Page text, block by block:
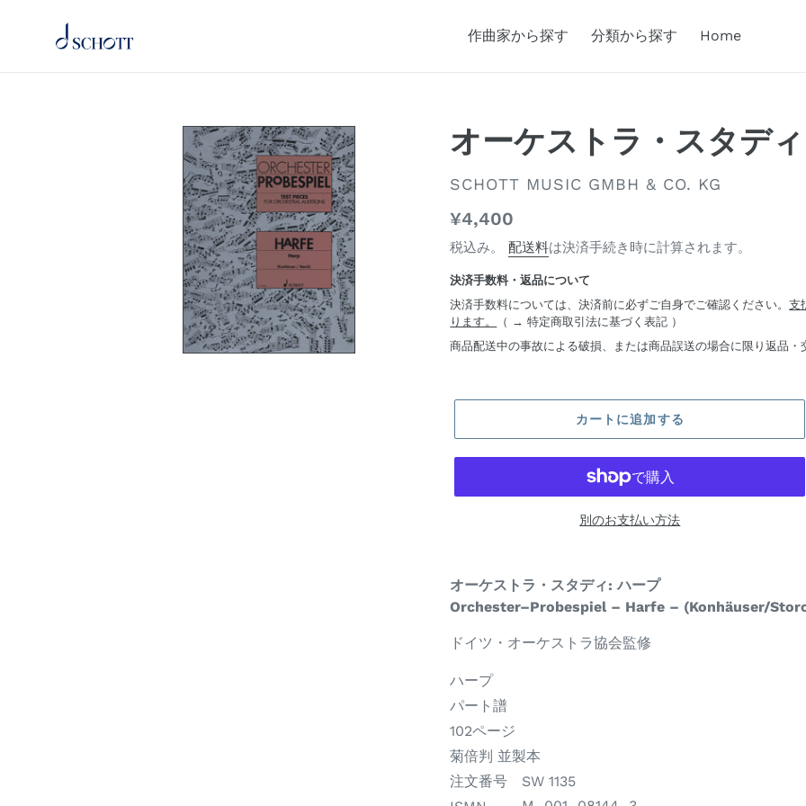
作曲家から探す 分類から探す Home
オーケストラ・スタデ
ベ
ー
SCHOTT MUSIC GMBH & CO. KG
通
常
価
格
¥4,400
税込み。 配送料は決済手続き時に計算されます。
決済手数料・返品について
決済手数料については、決済前に必ずご自身でご確認ください。支
ります。
（ →特定商取引法に基づく表記 ）
商品配送中の事故による破損、または商品誤送の場合に限り返品
カートに追加する
別のお支払い方法
商
品
オーケストラ・スタディ: ハープ
Name
item
Orchester–Probespiel – Harfe – (Konhäuser/
ドイツ・オーケストラ協会監修
楽
器
編
成
ハープ
商
品
構
成
パート譜
ペ
ー
ジ
102ページ
版
型・
菊倍判 並製本
注文番号
SW 1135